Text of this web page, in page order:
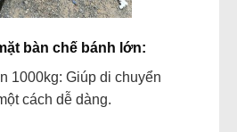
bàn chế bánh lớn:
1000kg: Giúp di chuyển
cách dễ dàng.